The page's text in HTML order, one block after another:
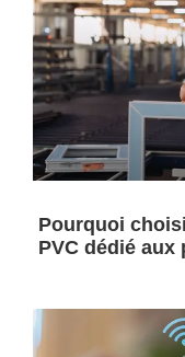
Pourquoi
PVC dédié aux